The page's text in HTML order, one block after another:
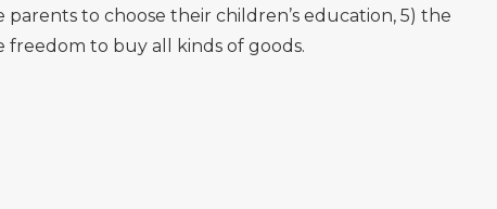
parents to choose their children’s education, 5) the
to buy all kinds of goods.